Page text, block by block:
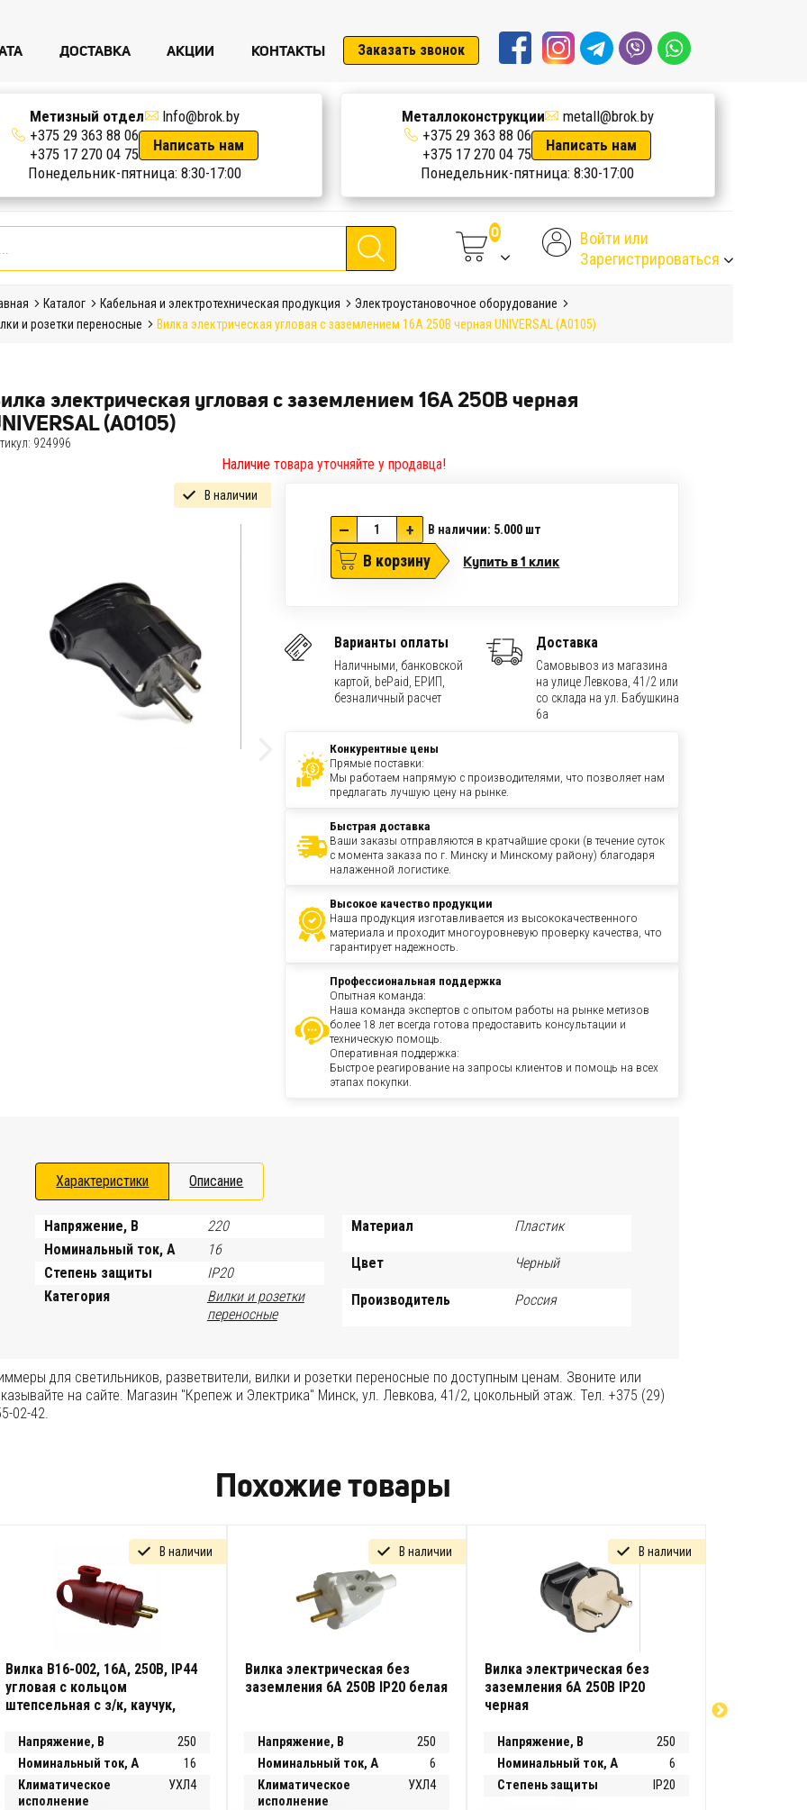
ДОСТАВКА АКЦИИ КОНТАКТЫ Заказать звонок
Метизный отдел
Info@brok.by
+375 29 363 88 06
+375 17 270 04 75
Написать нам
Понедельник-пятница: 8:30-17:00
Металлоконструкции
metall@brok.by
+375 29 363 88 06
+375 17 270 04 75
Написать нам
Понедельник-пятница: 8:30-17:00
Войти или
Зарегистрироваться
Каталог Кабельная и электротехническая продукция
Электроустановочное оборудование
и розетки переносные
Вилка электрическая угловая с заземлением 16А 250В черная UNIVERSAL (А0105)
электрическая угловая с заземлением 16А 250В черная
(А0105)
924996
Наличие товара уточняйте у продавца!
В наличии
— + В наличии: 5.000 шт
В корзину Купить в 1 клик
Варианты оплаты
Наличными, банковской
картой, bePaid, ЕРИП,
безналичный расчет
Доставка
Самовывоз из магазина
на улице Левкова, 41/2 или
со склада на ул. Бабушкина
6а
Конкурентные цены
Прямые поставки:
Мы работаем напрямую с производителями, что позволяет нам
предлагать лучшую цену на рынке.
Быстрая доставка
Ваши заказы отправляются в кратчайшие сроки (в течение суток
с момента заказа по г. Минску и Минскому району) благодаря
налаженной логистике.
Высокое качество продукции
Наша продукция изготавливается из высококачественного
материала и проходит многоуровневую проверку качества, что
гарантирует надежность.
Профессиональная поддержка
Опытная команда:
Наша команда экспертов с опытом работы на рынке метизов
более 18 лет всегда готова предоставить консультации и
техническую помощь.
Оперативная поддержка:
Быстрое реагирование на запросы клиентов и помощь на всех
этапах покупки.
Характеристики Описание
Напряжение, В
220
Номинальный ток, А
16
Степень защиты
IP20
Категория
Вилки и розетки
переносные
Материал Пластик
Цвет Черный
Производитель Россия
для светильников, разветвители, вилки и розетки переносные по доступным ценам. Звоните или
на сайте. Магазин "Крепеж и Электрика" Минск, ул. Левкова, 41/2, цокольный этаж. Тел. +375 (29)
02-42.
Похожие товары
В наличии
Вилка В16-002, 16А, 250В, IP44
угловая с кольцом
штепсельная с з/к, каучук,
Напряжение, В
250
Номинальный ток, А
16
Климатическое
исполнение
УХЛ4
В наличии
Вилка электрическая без
заземления 6А 250В IP20 белая
Напряжение, В
250
Номинальный ток, А
6
Климатическое
исполнение
УХЛ4
В наличии
Вилка электрическая без
заземления 6А 250В IP20
черная
Напряжение, В
250
Номинальный ток, А
6
Степень защиты
IP20
(еврослот)